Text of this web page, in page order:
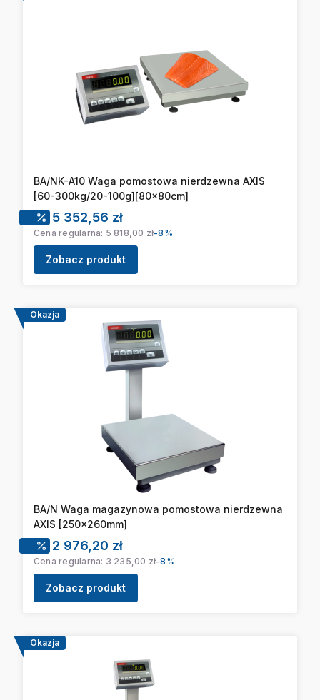
BA/NK-A10 Waga pomostowa nierdzewna AXIS
[60-300kg/20-100g][80x80cm]
Cena promocyjna
5 352,56 zł
Cena regularna: 5 818,00 zł-8%
Zobacz produkt
Okazja
BA/N Waga magazynowa pomostowa nierdzewna
AXIS [250x260mm]
Cena promocyjna
2 976,20 zł
Cena regularna: 3 235,00 zł-8%
Zobacz produkt
Okazja